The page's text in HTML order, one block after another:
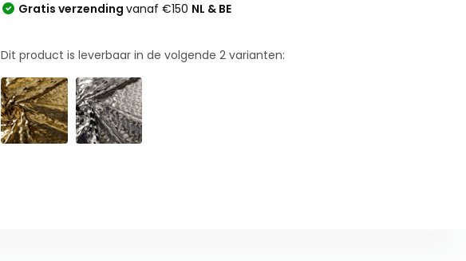
Gratis verzendingvanaf €150 NL & BE
Dit product is leverbaar in de volgende2 varianten: